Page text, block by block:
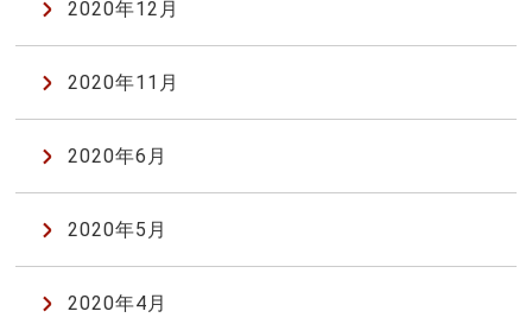
2020年12月
2020年11月
2020年6月
2020年5月
2020年4月